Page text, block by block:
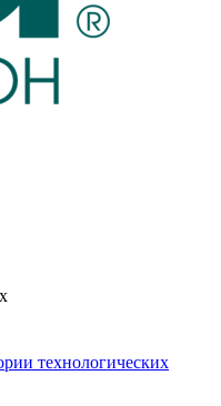
технологических